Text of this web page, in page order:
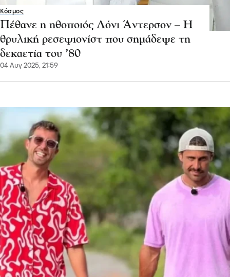
Κόσμος
Πέθανε η ηθοποιός Λόνι Άντερσον – Η
θρυλική ρεσεψιονίστ που σημάδεψε τη
δεκαετία του ’80
04 Αυγ 2025, 21:59